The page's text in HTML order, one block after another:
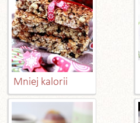
Mniej kalorii